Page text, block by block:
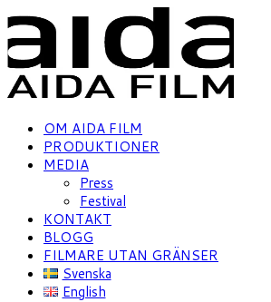
OM AIDA FILM
PRODUKTIONER
MEDIA
Press
Festival
KONTAKT
BLOGG
FILMARE UTAN GRÄNSER
Svenska
English